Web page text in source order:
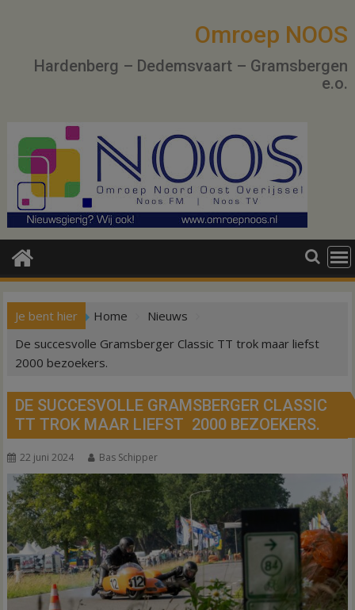
Omroep NOOS
Hardenberg – Dedemsvaart – Gramsbergen
e.o.
Je bent hier Home
Nieuws
De succesvolle Gramsberger Classic TT trok maar liefst
2000 bezoekers.
DE SUCCESVOLLE GRAMSBERGER CLASSIC
TT TROK MAAR LIEFST 2000 BEZOEKERS.
22 juni 2024 Bas Schipper